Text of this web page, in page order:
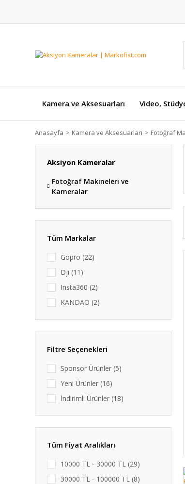
Kamera ve Aksesuarları Video,
Anasayfa Kamera ve Aksesuarları Fotoğraf
Aksiyon Kameralar
Fotoğraf Makineleri ve
Kameralar
Tüm Markalar
Gopro (22)
Dji (11)
Insta360 (2)
KANDAO (2)
Angeleye (1)
Sjcam (1)
Filtre Seçenekleri
Sponsor Ürünler (5)
Yeni Ürünler (16)
İndirimli Ürünler (18)
Tüm Fiyat Aralıkları
10000 TL - 30000 TL (29)
30000 TL - 100000 TL (8)